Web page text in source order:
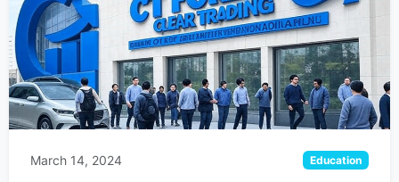
Education
March 14, 2024